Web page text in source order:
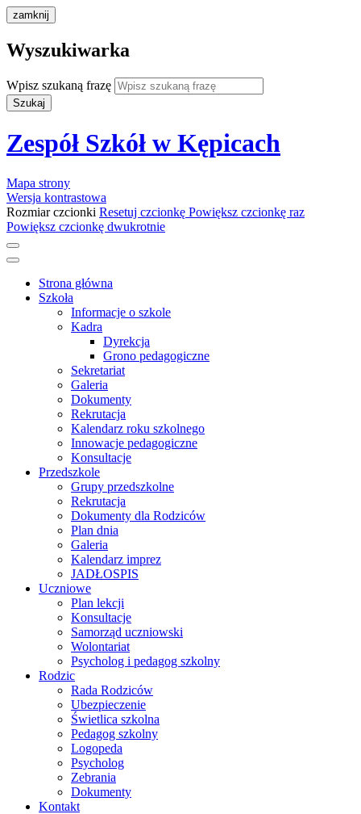
zamknij
Wyszukiwarka
Wpisz szukaną frazę
Szukaj
Zespół Szkół w Kępicach
Mapa strony
Wersja kontrastowa
Rozmiar czcionki Resetuj czcionkę Powiększ czcionkę raz
Powiększ czcionkę dwukrotnie
Strona główna
Szkoła
Informacje o szkole
Kadra
Dyrekcja
Grono pedagogiczne
Sekretariat
Galeria
Dokumenty
Rekrutacja
Kalendarz roku szkolnego
Innowacje pedagogiczne
Konsultacje
Przedszkole
Grupy przedszkolne
Rekrutacja
Dokumenty dla Rodziców
Plan dnia
Galeria
Kalendarz imprez
JADŁOSPIS
Uczniowe
Plan lekcji
Konsultacje
Samorząd uczniowski
Wolontariat
Psycholog i pedagog szkolny
Rodzic
Rada Rodziców
Ubezpieczenie
Świetlica szkolna
Pedagog szkolny
Logopeda
Psycholog
Zebrania
Dokumenty
Kontakt